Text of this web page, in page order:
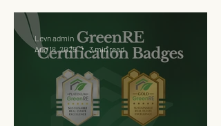
Levn admin
Aug 18, 2025
3 min read